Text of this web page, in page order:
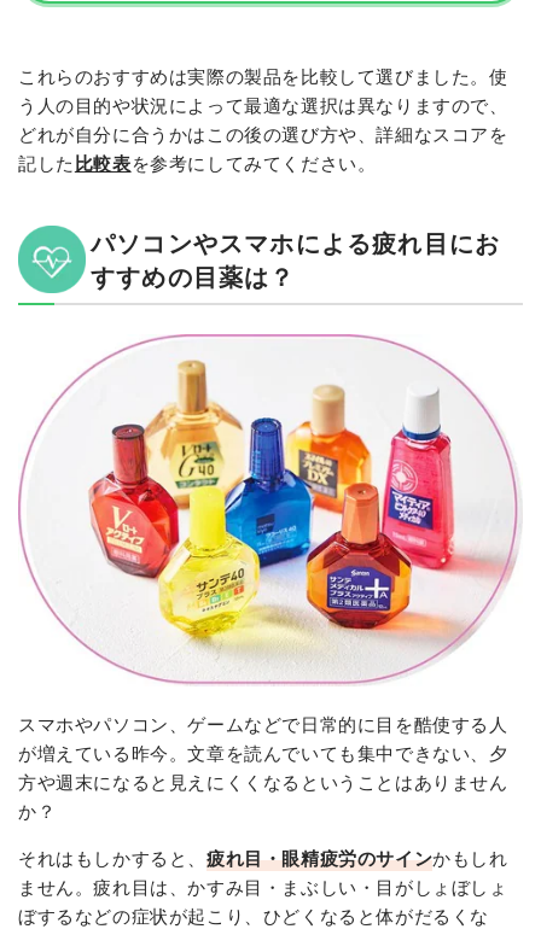
これらのおすすめは実際の製品を比較して選びました。使
う人の目的や状況によって最適な選択は異なりますので、
どれが自分に合うかはこの後の選び方や、詳細なスコアを
記した比較表を参考にしてみてください。
パソコンやスマホによる疲れ目にお
すすめの目薬は？
スマホやパソコン、ゲームなどで日常的に目を酷使する人
が増えている昨今。文章を読んでいても集中できない、夕
方や週末になると見えにくくなるということはありません
か？
それはもしかすると、 疲れ目・眼精疲労のサインかもしれ
ません。疲れ目は、かすみ目・まぶしい・目がしょぼしょ
ぼするなどの症状が起こり、ひどくなると体がだるくな